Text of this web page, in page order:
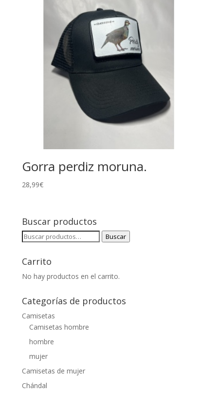
Gorra perdiz moruna.
28,99€
Buscar productos
Buscar
Buscar
Carrito
No hay productos en el carrito.
Categorías de productos
Camisetas
Camisetas hombre
hombre
mujer
Camisetas de mujer
Chándal